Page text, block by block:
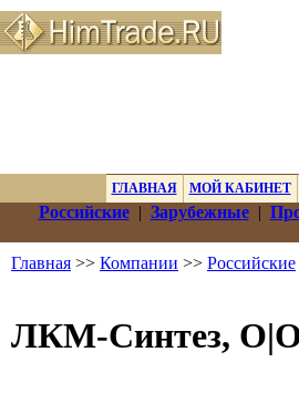
ГЛАВНАЯ МОЙ КАБИНЕТ
Российские| Зарубежные|
Главная >> Компании >> Российские
ЛКМ-Синтез,